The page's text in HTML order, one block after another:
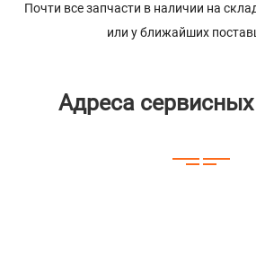
Почти все запчасти в наличии на
или у ближайших
Адреса